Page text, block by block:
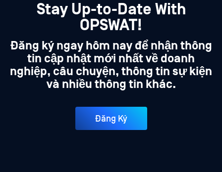
Stay Up-to-Date With
OPSWAT!
Đăng ký ngay hôm nay để nhận thông
tin cập nhật mới nhất về doanh
nghiệp, câu chuyện, thông tin sự kiện
và nhiều thông tin khác.
Đăng Ký